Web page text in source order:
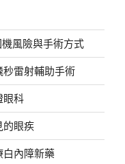
風險與手術方式
雷射輔助手術
眼科
的眼疾
內障新藥